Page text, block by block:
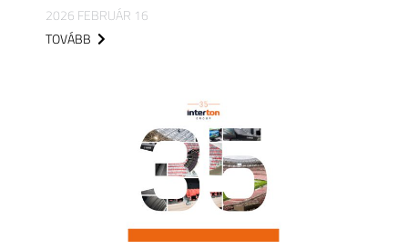
2026 FEBRUÁR 16
TOVÁBB